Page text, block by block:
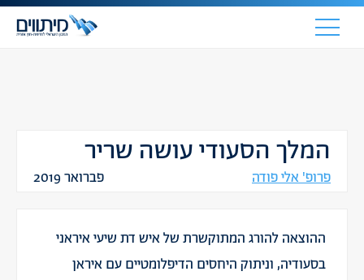
המלך הסעודי עושה שריר
פרופ' אלי פודה פברואר 2019
ההוצאה להורג המתוקשרת של איש דת שיעי איראני
בסעודיה, וניתוק היחסים הדיפלומטיים עם איראן